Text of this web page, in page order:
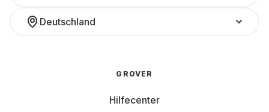
Deutschland
GROVER
Hilfecenter